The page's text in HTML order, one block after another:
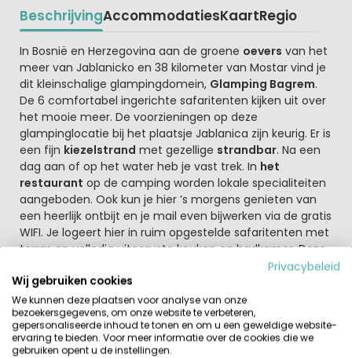
BeschrijvingAccommodatiesKaartRegio
Beschrijving
In Bosnië en Herzegovina aan de groene oevers van het
meer van Jablanicko en 38 kilometer van Mostar vind je
dit kleinschalige glampingdomein, Glamping Bagrem.
De 6 comfortabel ingerichte safaritenten kijken uit over
het mooie meer. De voorzieningen op deze
glampinglocatie bij het plaatsje Jablanica zijn keurig. Er is
een fijn kiezelstrand met gezellige strandbar. Na een
dag aan of op het water heb je vast trek. In het
restaurant op de camping worden lokale specialiteiten
aangeboden. Ook kun je hier ’s morgens genieten van
een heerlijk ontbijt en je mail even bijwerken via de gratis
WIFI. Je logeert hier in ruim opgestelde safaritenten met
terras en volledig uitgeruste keuken en badkamer. Deze
tenten zijn geschikt voor 4 tot 5 personen. De
safaritenten staan zo opgesteld dat ze een prachtig
uitzicht geven over het meer.
Een actieve glampingvakantie midden in de natuur
van Bosnië-Herzegovina
Privacybeleid
Wij gebruiken cookies
We kunnen deze plaatsen voor analyse van onze
bezoekersgegevens, om onze website te verbeteren,
gepersonaliseerde inhoud te tonen en om u een geweldige website-
ervaring te bieden. Voor meer informatie over de cookies die we
gebruiken opent u de instellingen.